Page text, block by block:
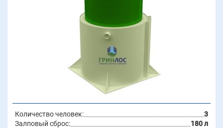
Количество человек:
3
Залповый сброс:
180 л